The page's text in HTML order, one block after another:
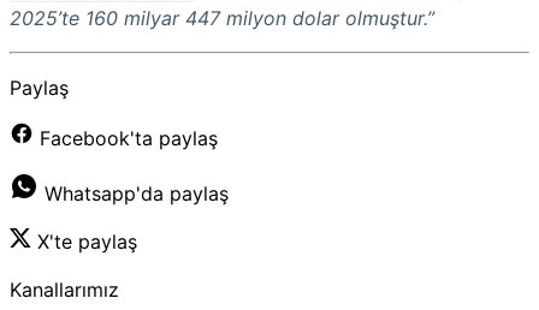
2025’te 160 milyar 447 milyon dolar olmuştur.”
Paylaş
Facebook'ta paylaş
Whatsapp'da paylaş
X'te paylaş
Kanallarımız